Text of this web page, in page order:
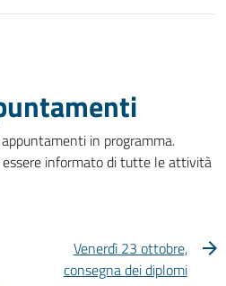
in programma.
essere informato di tutte le attività
Venerdì 23 ottobre,
consegna dei diplomi